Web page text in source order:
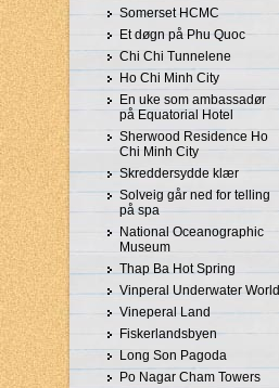
Somerset HCMC
Et døgn på Phu Quoc
Chi Chi Tunnelene
Ho Chi Minh City
En uke som ambassadør
på Equatorial Hotel
Sherwood Residence Ho
Chi Minh City
Skreddersydde klær
Solveig går ned for telling
på spa
National Oceanographic
Museum
Thap Ba Hot Spring
Vinperal Underwater World
Vineperal Land
Fiskerlandsbyen
Long Son Pagoda
Po Nagar Cham Towers